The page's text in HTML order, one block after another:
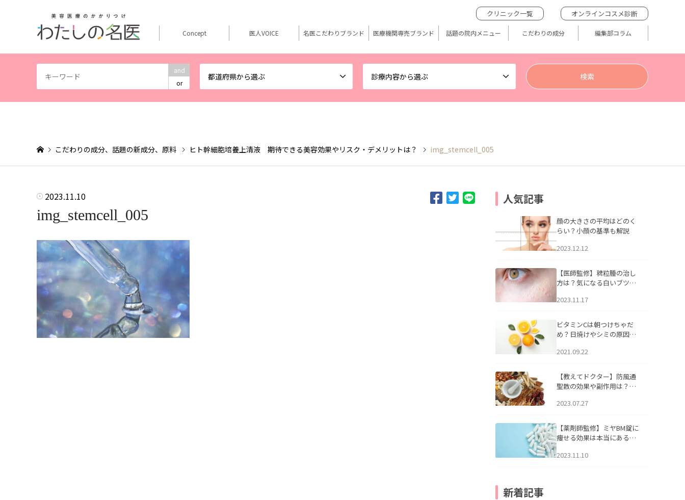
and
or
都道府県から選ぶ 診療内容から選ぶ
クリニック一覧 オンラインコスメ診断
Concept 医人VOICE 名医こだわりブランド 医療機関専売ブランド 話題の院内メニュー こだわりの成分 編集部コラム
こだわりの成分、話題の新成分、原料 ヒト幹細胞培養上清液 期待できる美容効果やリスク・デメリットは？ img_stemcell_005
2023.11.10
img_stemcell_005
人気記事
顔の大きさの平均はどのく
らい？小顔の基準も解説
2023.12.12
【医師監修】稗粒腫の治し
方は？気になる白いブツブ
アについて
2023.11.17
ビタミンCは朝つけちゃだ
め？日焼けやシミの原因に
2021.09.22
【教えてドクター】防風通
聖散の効果や副作用は？長
2023.07.27
【薬剤師監修】ミヤBM錠に
痩せる効果は本当にある
2023.11.10
新着記事